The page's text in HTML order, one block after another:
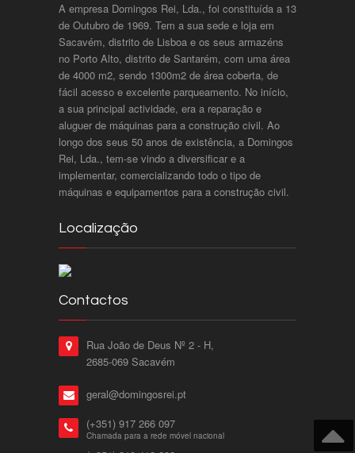
A empresa Domingos Rei, Lda., foi constituída a 13
de Outubro de 1969. Tem a sua sede e loja em
Sacavém, distrito de Lisboa e os seus armazéns
no Porto Alto, distrito de Santarém, com uma área
de 4000 m2, sendo 1300m2 de área coberta, de
fácil acesso e excelente parqueamento. No início,
a sua principal actividade, era a reparação e
aluguer de máquinas para a construção civil. Ao
longo dos seus 50 anos de existência, a Domingos
Rei, Lda., tem-se vindo a diversificar e a
implementar, comercializando todo o tipo de
máquinas e equipamentos para a construção civil.
Localização
Contactos
Rua João de Deus Nº 2 - H,
2685-069 Sacavém
geral@domingosrei.pt
(+351) 917 266 097
Chamada para a rede móvel nacional